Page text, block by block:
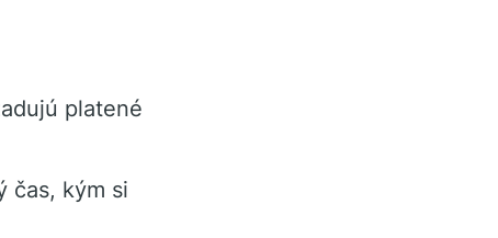
platené
čas, kým si